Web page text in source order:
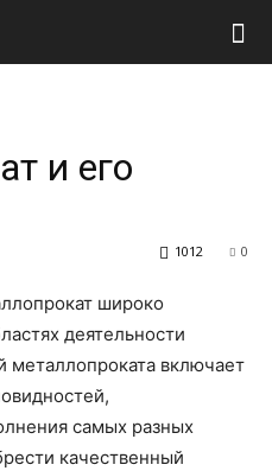
и его
0
1012
широко
деятельности
металлопроката включает
самых разных
качественный